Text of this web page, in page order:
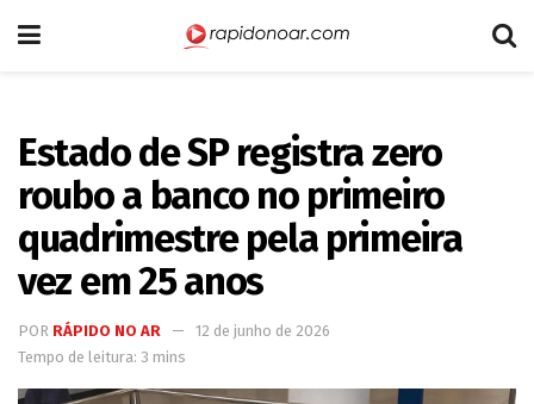
Estado de SP registra zero
roubo a banco no primeiro
quadrimestre pela primeira
vez em 25 anos
POR RÁPIDO NO AR
12 de junho de 2026
Tempo de leitura: 3 mins